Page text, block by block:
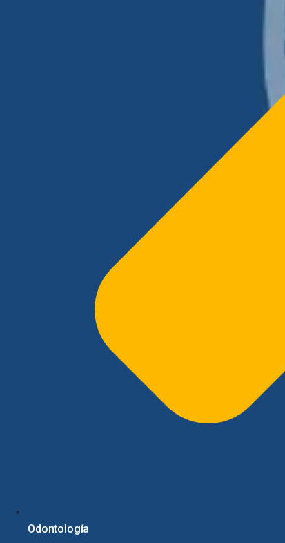
Odontología